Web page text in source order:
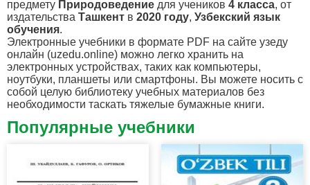
предмету Природоведение для учеников 4 класса, от
издательства Ташкент в 2020 году, Узбекский язык
обучения.
Электронные учебники в формате PDF на сайте узеду
онлайн (uzedu.online) можно легко хранить на
электронных устройствах, таких как компьютеры,
ноутбуки, планшеты или смартфоны. Вы можете носить с
собой целую библиотеку учебных материалов без
необходимости таскать тяжелые бумажные книги.
Популярные учебники